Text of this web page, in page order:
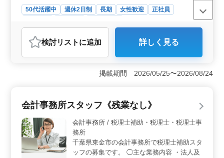
んどん成長していきたい方！ ぜひ一緒に働
きませんか？ スタッフ一同、ご応募お待ち
50代活躍中 週休2日制 長期 女性歓迎
正社員
おすすめポイント
＜経験を活かすチャンス＞ 山武市の税理士事務所で
は、会計事務所での経験が5年以上ある方を募集していま
す。法人税申告書の作成や月次帳簿作成、決算書の作成
など、幅広い業務に携わることが可能です。 ＜働き
た、成東駅からのアクセスが良好であり、通勤もスムー
まれており、ワークライフバランスを保ちながら働けま
す。 ＜福利厚生＞ 雇用・労災・健康・厚生などの
福利厚生が整っています。実費支給の通勤手当もあり、
通勤にかかる費用をサポートしています。産業は学術研
検討リスト に追加 詳しく見る
掲載期間 2026/05/25〜2026/08/24
会計事務所スタッフ《残業なし》
会計事務所 / 税理士補助・税理士・税理士事
務所
千葉県東金市の会計事務所で税理士補助スタ
ッフの募集です。 ◯主な業務内容 ・法人及